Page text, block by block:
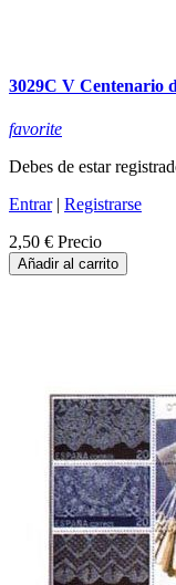
3029C V Centenario
favorite
Debes de estar
Entrar| Registrarse
2,50 € Precio
Añadir al carrito